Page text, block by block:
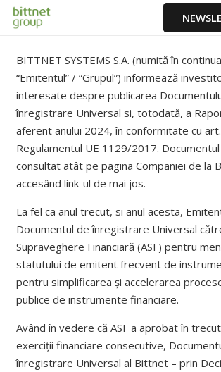
BITTNET SYSTEMS S.A. (numită în
“Emitentul” / “Grupul”) informează
interesate despre publicarea
înregistrare Universal si, totodată, a
aferent anului 2024, în conformitate cu
Regulamentul UE 1129/2017.
consultat atât pe pagina Companiei de la
accesând link-ul de mai jos.
La fel ca anul trecut, si anul acesta,
Documentul de înregistrare Universal
Supraveghere Financiară (ASF) pentru
statutului de emitent frecvent de
pentru simplificarea și accelerarea
publice de instrumente financiare.
Având în vedere că ASF a aprobat în
exerciții financiare consecutive,
înregistrare Universal al Bittnet – prin